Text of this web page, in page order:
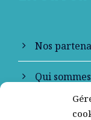
Nos
Qui
Contactez-